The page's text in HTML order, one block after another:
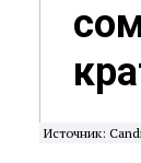
Источник: